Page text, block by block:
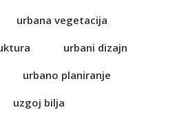
urbana vegetacija
urbani dizajn
urbano planiranje
uzgoj bilja